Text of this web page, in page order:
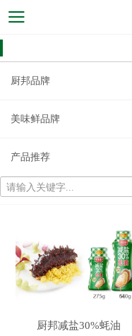
厨邦品牌
美味鲜品牌
产品推荐
请输入关键字...
厨邦减盐30%蚝油